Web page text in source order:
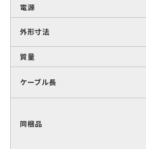
電源
外形寸法
質量
ケーブル長
同梱品